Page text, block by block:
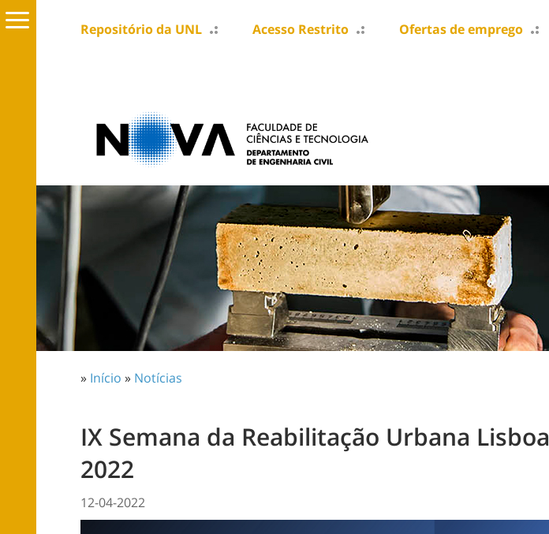
Repositório da UNL Acesso Restrito Ofertas de emprego
» Início » Notícias
IX Semana da Reabilitação Urbana Lisboa
2022
12-04-2022